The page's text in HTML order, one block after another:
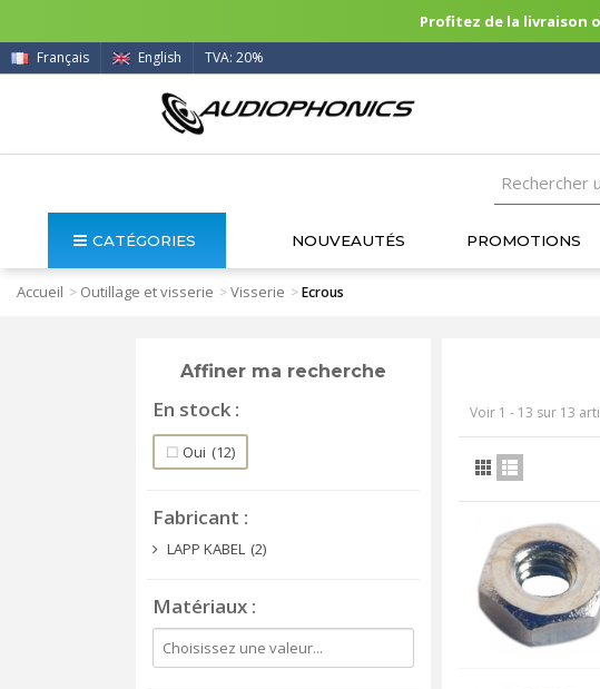
Profitez de la livraison
Français English TVA: 20%
CATÉGORIES NOUVEAUTÉS PROMOTIONS
Accueil > Outillage et visserie >Visserie >Ecrous
Affiner ma recherche
En stock
Oui (12)
Fabricant
LAPP KABEL (2)
Matériaux
Voir 1 - 13 sur 13